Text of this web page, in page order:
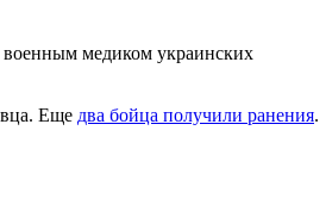
медиком украинских
Еще два бойца получили ранения.